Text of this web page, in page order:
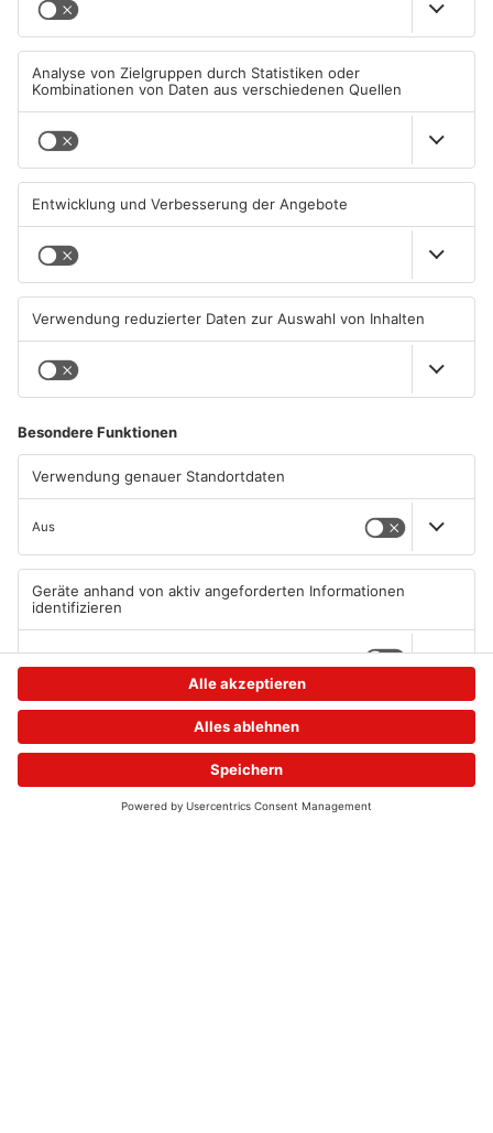
Müll wird in Kreisen
Aschaffenburg und
Miltenberg früher abgeholt
07.08.2026, 09:25 UHR IN
PRIMAVERALAND
Schwimmbäder im
Primaveraland weisen teils
erhebliche Mängel auf
PRIMAVERALAND